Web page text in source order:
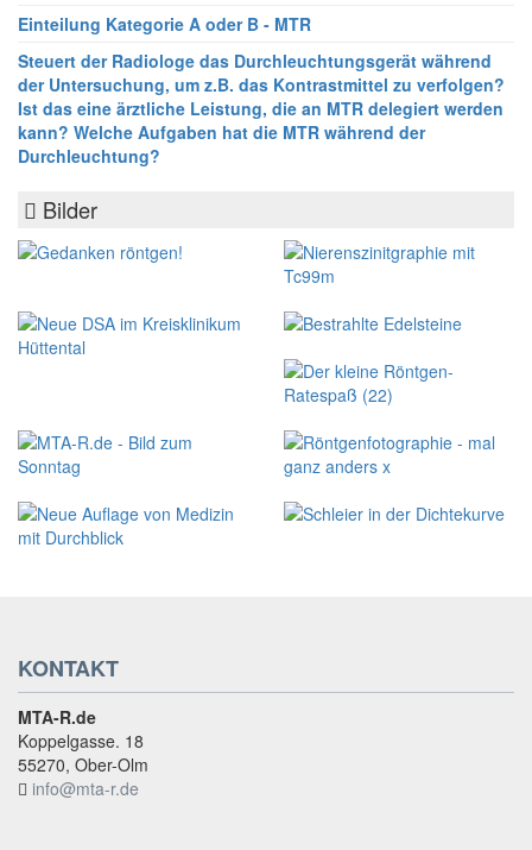
Einteilung Kategorie A oder B - MTR
Steuert der Radiologe das Durchleuchtungsgerät während
der Untersuchung, um z.B. das Kontrastmittel zu verfolgen?
Ist das eine ärztliche Leistung, die an MTR delegiert werden
kann? Welche Aufgaben hat die MTR während der
Durchleuchtung?
Bilder
KONTAKT
MTA-R.de
Koppelgasse. 18
55270, Ober-Olm
info@mta-r.de